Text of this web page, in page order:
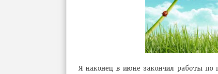
Я наконец в июне закончил работы по